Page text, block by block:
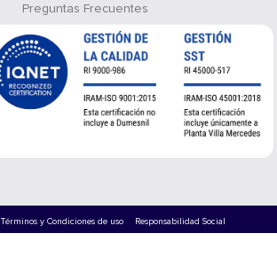
Preguntas Frecuentes
Términos y Condiciones de uso Responsabilidad Social